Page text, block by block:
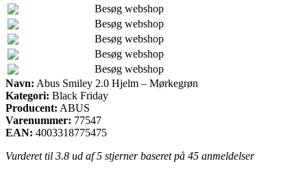
Besøg webshop
Besøg webshop
Besøg webshop
Besøg webshop
Besøg webshop
Navn: Abus Smiley 2.0 Hjelm – Mørkegrøn
Kategori: Black Friday
Producent: ABUS
Varenummer: 77547
EAN: 4003318775475
Vurderet til 3.8 ud af 5 stjerner baseret på 45 anmeldelser